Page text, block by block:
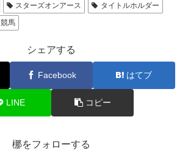
スターズオンアース
タイトルホルダー
競馬
シェアする
Facebook はてブ
LINE コピー
梛をフォローする